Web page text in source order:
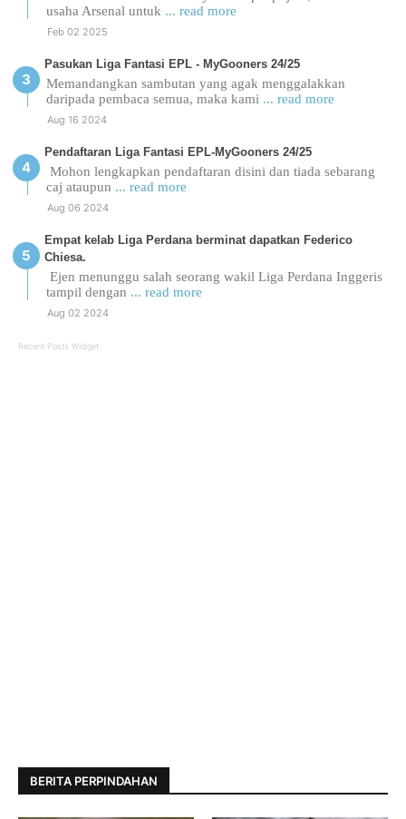
usaha Arsenal untuk ... read more
Feb 02 2025
Pasukan Liga Fantasi EPL - MyGooners 24/25
Memandangkan sambutan yang agak menggalakkan
daripada pembaca semua, maka kami ... read more
Aug 16 2024
Pendaftaran Liga Fantasi EPL-MyGooners 24/25
Mohon lengkapkan pendaftaran disini dan tiada sebarang
caj ataupun ... read more
Aug 06 2024
Empat kelab Liga Perdana berminat dapatkan Federico
Chiesa.
Ejen menunggu salah seorang wakil Liga Perdana Inggeris
tampil dengan ... read more
Aug 02 2024
Recent Posts Widget
BERITA PERPINDAHAN